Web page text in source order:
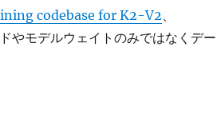
codebase for K2-V2、
やモデルウェイトのみではなくデー